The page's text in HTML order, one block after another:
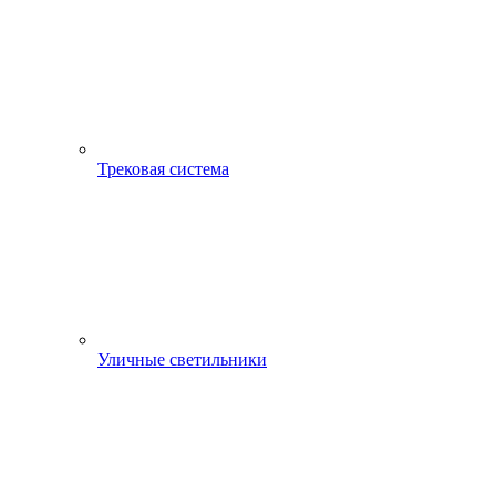
Трековая система
Уличные светильники